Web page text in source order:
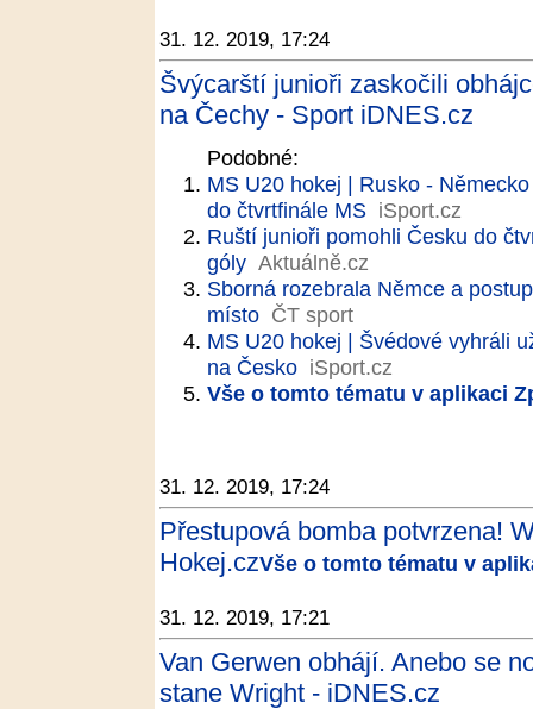
31. 12. 2019, 17:24
Švýcarští junioři zaskočili
na Čechy - Sport iDNES.cz
Podobné:
MS U20 hokej | Rusko -
do čtvrtfinále MS iSport.cz
Ruští junioři pomohli Česku do
góly Aktuálně.cz
Sborná rozebrala Němce a
místo ČT sport
MS U20 hokej | Švédové vyhráli
na Česko iSport.cz
Vše o tomto tématu v aplikaci
31. 12. 2019, 17:24
Přestupová bomba potvrzena!
Hokej.czVše o tomto tématu v
31. 12. 2019, 17:21
Van Gerwen obhájí. Anebo se
stane Wright - iDNES.cz